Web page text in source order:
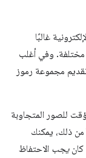
غالبًا
مختلفة. وفي أغلب
مجموعة رموز
للصور المتجاوبة
من ذلك، يمكنك
كانيجب الاحتفاظ